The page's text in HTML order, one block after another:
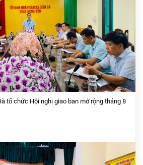
tổ chức Hội nghị giao ban mở rộng tháng 8